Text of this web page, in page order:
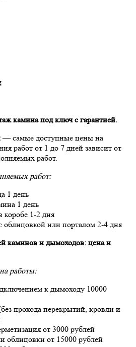
камина под ключ с гарантией.
— самые доступные цены на
работ от 1 до 7 дней зависит от
работ.
работ:
1 день
1 день
коробе 1-2 дня
облицовкой или порталом 2-4 дня
каминов и дымоходов: цена и
работы:
к дымоходу 10000
прохода перекрытий, кровли и
от 3000 рублей
облицовки от 15000 рублей